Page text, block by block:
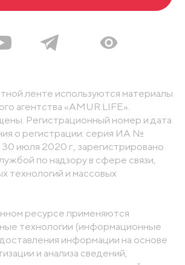
ленте используются материалы
агентства «AMUR.LIFE».
Регистрационный номер и дата
о регистрации: серия ИА №
июля 2020 г., зарегистрировано
по надзору в сфере связи,
технологий и массовых
ресурсе применяются
технологии (информационные
информации на основе
и анализа сведений,